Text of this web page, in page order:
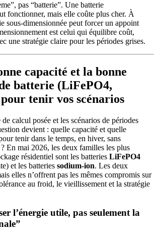
pas “batterie”. Une batterie
fonctionner, mais elle coûte plus cher. À
sous-dimensionnée peut forcer un appoint
est celui qui équilibre coût,
une stratégie claire pour les périodes grises.
capacité et la bonne
batterie (LiFePO4,
tenir vos scénarios
calcul posée et les scénarios de périodes
devient : quelle capacité et quelle
tenir dans le temps, en hiver, sans
En mai 2026, les deux familles les plus
résidentiel sont les batteries LiFePO4
et les batteries sodium-ion. Les deux
elles n’offrent pas les mêmes compromis sur
au froid, le vieillissement et la stratégie
l’énergie utile, pas seulement la